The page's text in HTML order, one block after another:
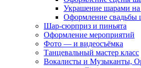
Украшение шарами
Оформление свадьбы
Шар-сюрприз и пиньята
Оформление мероприятий
Фото — и видеосъёмка
Танцевальный мастер класс
Вокалисты и Музыканты,